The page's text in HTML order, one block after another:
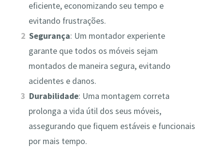
eficiente, economizando seu tempo e
evitando frustrações.
Segurança: Um montador experiente
garante que todos os móveis sejam
montados de maneira segura, evitando
acidentes e danos.
Durabilidade: Uma montagem correta
prolonga a vida útil dos seus móveis,
assegurando que fiquem estáveis e funcionais
por mais tempo.